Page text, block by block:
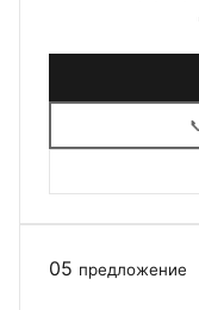
разработке
05 предложение